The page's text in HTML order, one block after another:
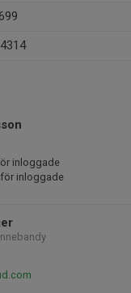
inloggade
inloggade